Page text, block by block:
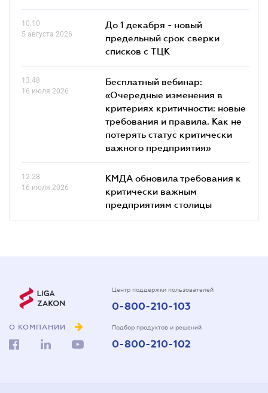
10.10
5 августа 2026
До 1 декабря - новый
предельный срок сверки
списков c ТЦК
13.48
16 июля 2026
Бесплатный вебинар:
«Очередные изменения в
критериях критичности: новые
требования и правила. Как не
потерять статус критически
важного предприятия»
12.28
16 июля 2026
КМДА обновила требования к
критически важным
предприятиям столицы
О КОМПАНИИ
Центр поддержки пользователей
0-800-210-103
Подбор продуктов и решений
0-800-210-102